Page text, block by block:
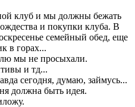
клуб и мы должны бежать
и покупки клуба. В
семейный обед, еще
в горах...
мы не просыхали.
и тд...
сегодня, думаю, займусь...
должна быть идея.